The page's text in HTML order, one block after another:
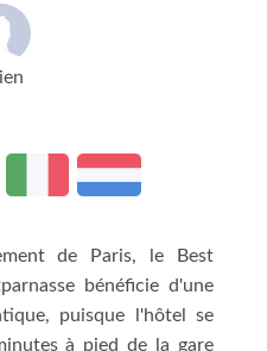
de Paris, le Best
bénéficie d'une
puisque l'hôtel se
à pied de la gare